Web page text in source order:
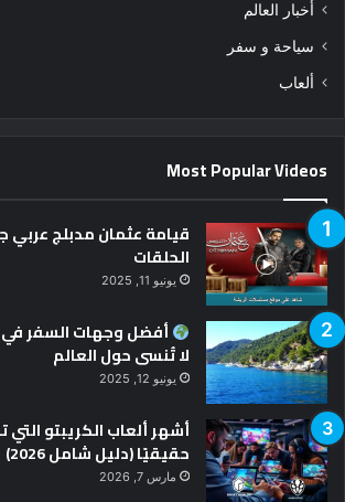
أخبار العالم
سياحة و سفر
ألعاب
Most Popular Videos
قيامة عثمان مدبلج عربي
الحلقات
يونيو 11, 2025
لا تُنسى حول العالم
يونيو 12, 2025
أشهر ألعاب الكريبتو التي
حقيقيًا (دليل شامل 2026)
مارس 7, 2026